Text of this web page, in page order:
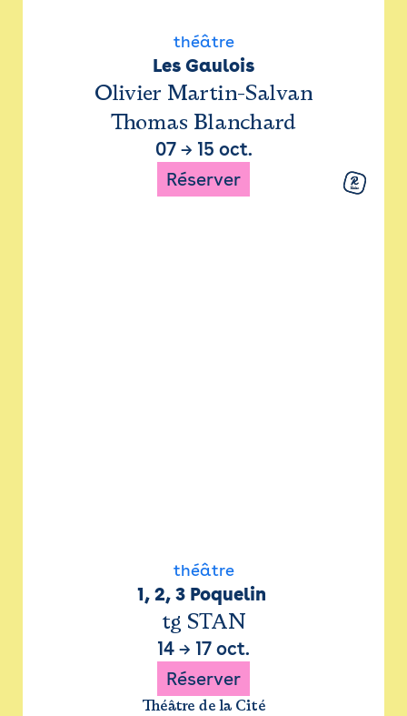
théâtre
Les Gaulois
Olivier Martin-Salvan
Thomas Blanchard
07→ 15 oct.
Réserver
théâtre
1, 2, 3 Poquelin
tg STAN
14 → 17 oct.
Réserver
Théâtre de la Cité